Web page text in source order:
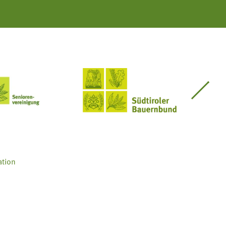
Seniorenvereinigung im SBB Südtiroler Bauernbund